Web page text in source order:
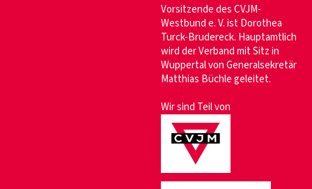
Vorsitzende des CVJM-
Westbund e. V. ist Dorothea
Turck-Brudereck. Hauptamtlich
wird der Verband mit Sitz in
Wuppertal von Generalsekretär
Matthias Büchle geleitet.
Wir sind Teil von